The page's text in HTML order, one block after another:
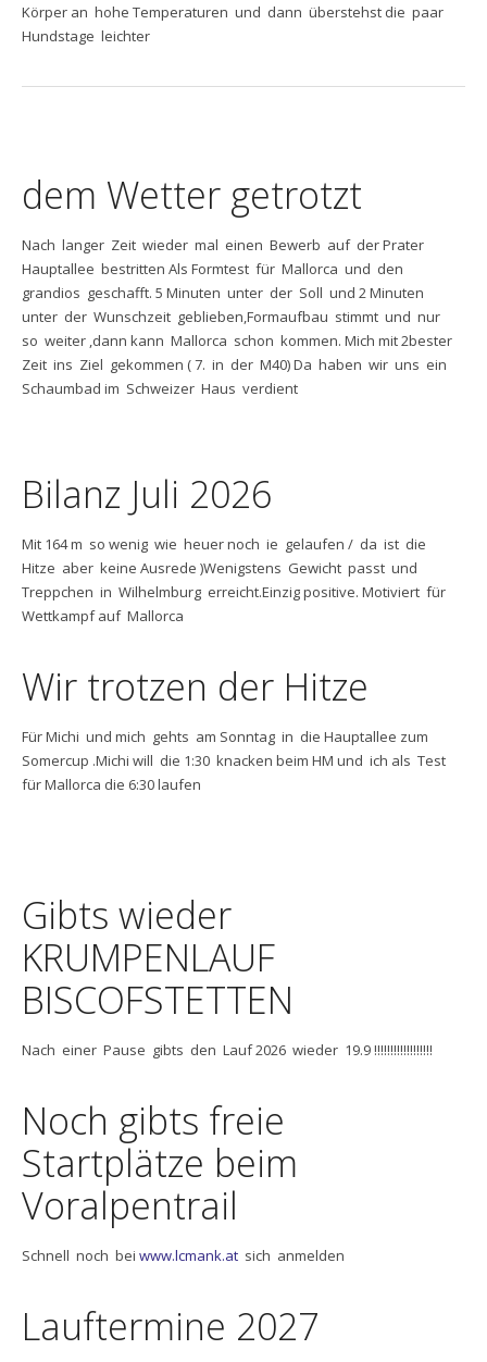
Körper an hohe Temperaturen und dann überstehst die paar
Hundstage leichter
dem Wetter getrotzt
Nach langer Zeit wieder mal einen Bewerb auf der Prater
Hauptallee bestritten Als Formtest für Mallorca und den
grandios geschafft. 5 Minuten unter der Soll und 2 Minuten
unter der Wunschzeit geblieben,Formaufbau stimmt und nur
so weiter ,dann kann Mallorca schon kommen. Mich mit 2bester
Zeit ins Ziel gekommen ( 7. in der M40) Da haben wir uns ein
Schaumbad im Schweizer Haus verdient
Bilanz Juli 2026
Mit 164 m so wenig wie heuer noch ie gelaufen / da ist die
Hitze aber keine Ausrede )Wenigstens Gewicht passt und
Treppchen in Wilhelmburg erreicht.Einzig positive. Motiviert für
Wettkampf auf Mallorca
Wir trotzen der Hitze
Für Michi und mich gehts am Sonntag in die Hauptallee zum
Somercup .Michi will die 1:30 knacken beim HM und ich als Test
für Mallorca die 6:30 laufen
Gibts wieder
KRUMPENLAUF
BISCOFSTETTEN
Nach einer Pause gibts den Lauf 2026 wieder 19.9 !!!!!!!!!!!!!!!!!!
Noch gibts freie
Startplätze beim
Voralpentrail
Schnell noch bei www.lcmank.at sich anmelden
Lauftermine 2027